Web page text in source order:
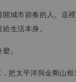
城市節奏的人。這
生活本身。
。
把太平洋與金剛山